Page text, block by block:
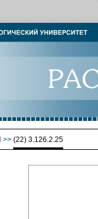
>> (22) 3.126.2.25